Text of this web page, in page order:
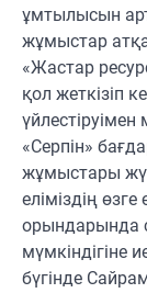
ұмтылысын
жұмыстар
«Жастар
қол жеткізіп
үйлестіруімен
«Серпін»
жұмыстары
еліміздің
орындарында
мүмкіндігіне
бүгінде